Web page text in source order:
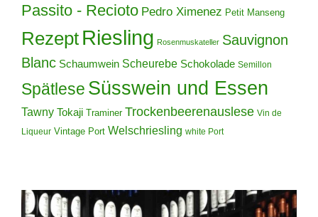
Passito - Recioto Pedro Ximenez Petit Manseng
Rezept Riesling Rosenmuskateller Sauvignon
Blanc Schaumwein Scheurebe Schokolade Semillon
Spätlese Süsswein und Essen
Tawny Tokaji Traminer Trockenbeerenauslese Vin de
Liqueur Vintage Port Welschriesling white Port